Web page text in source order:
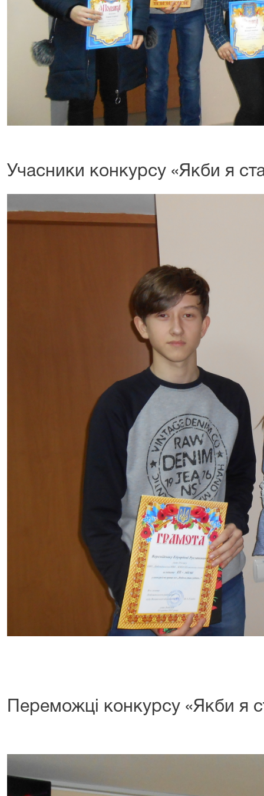
Учасники конкурсу «Якби я
Переможці конкурсу «Якби я